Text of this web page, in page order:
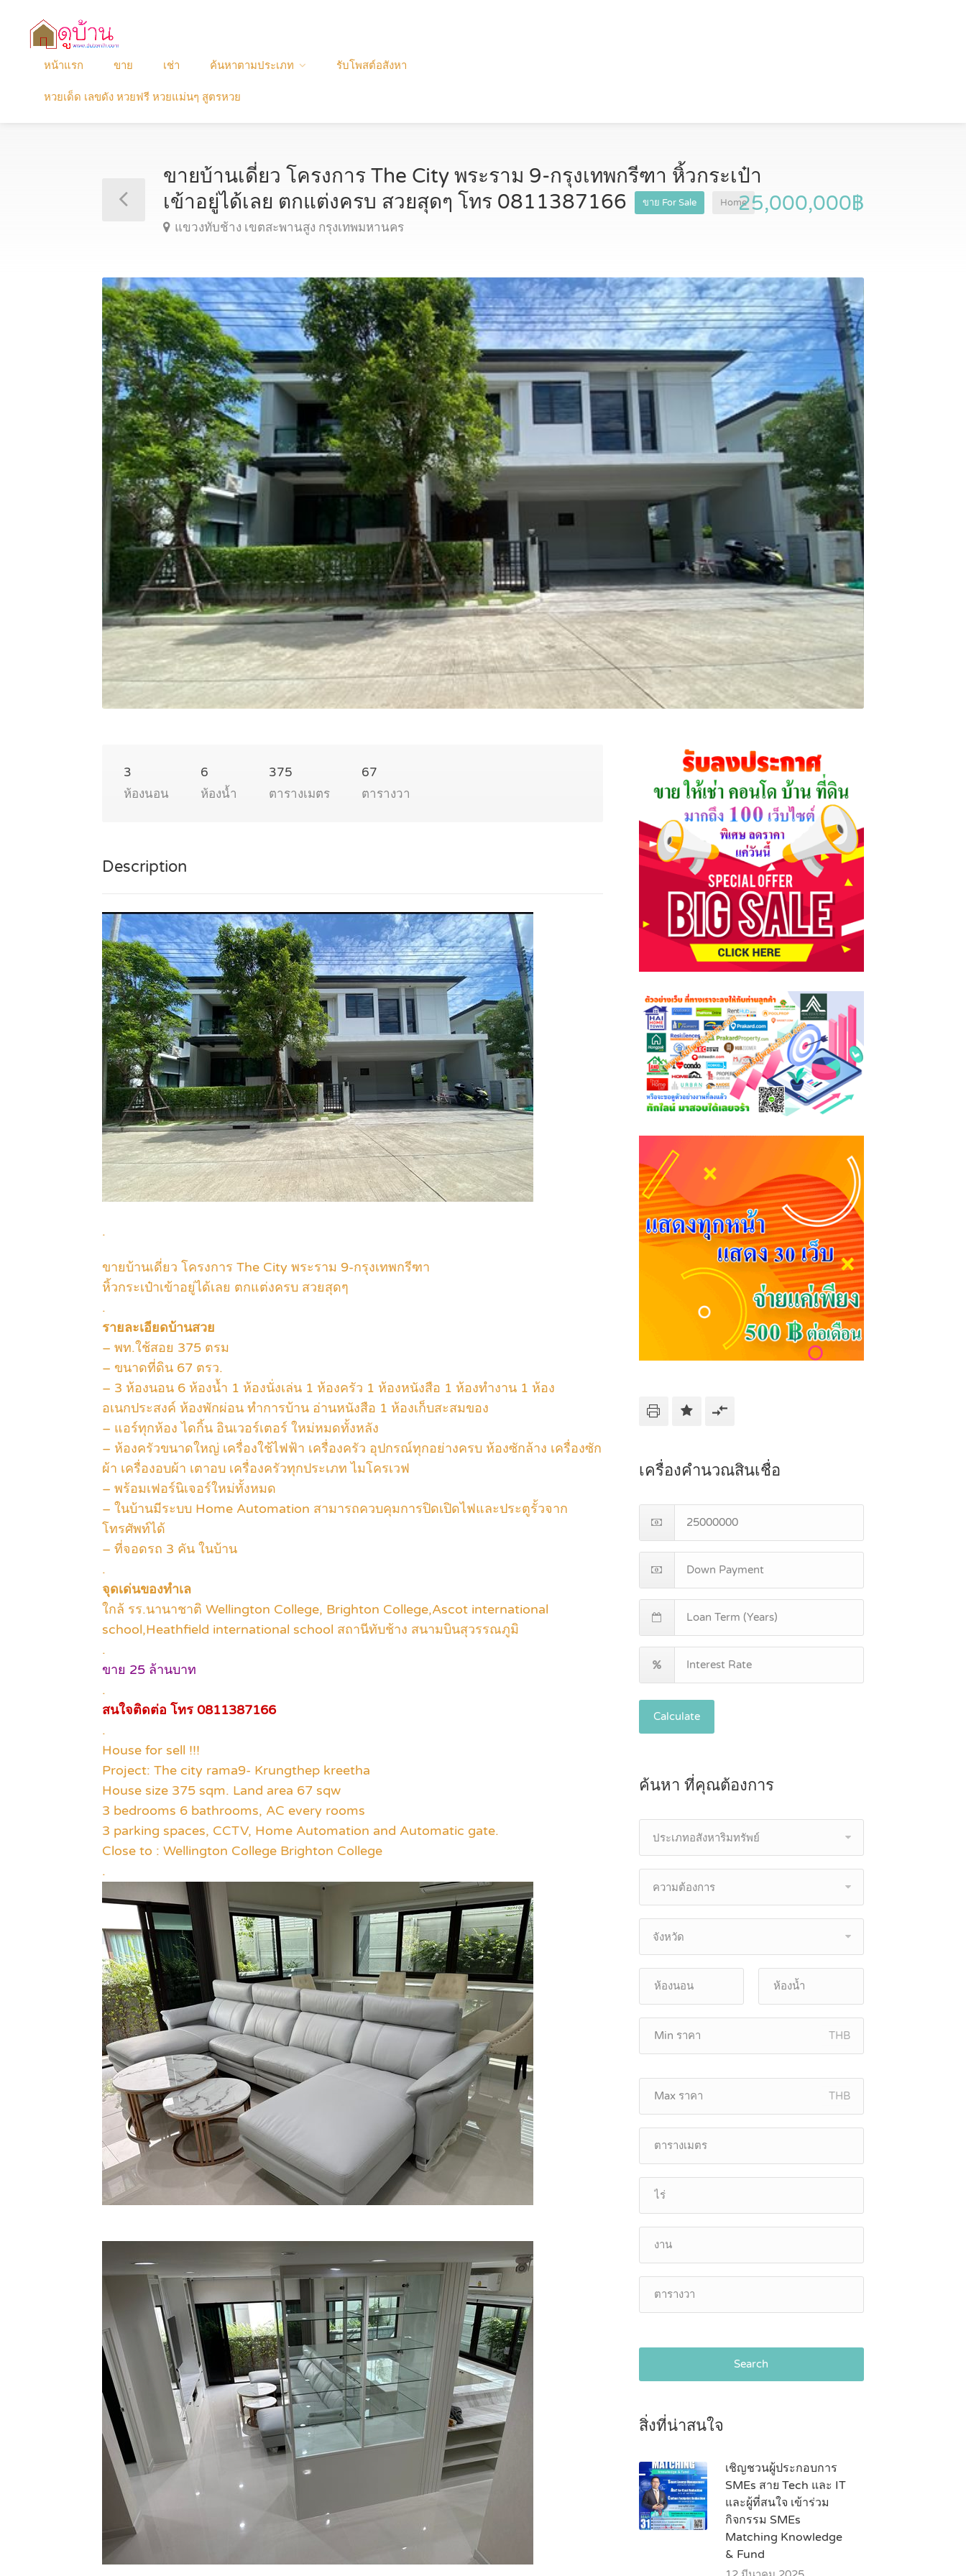
หน้าแรก ขาย เช่า ค้นหาตามประเภท รับโพสต์อสังหา
หวยเด็ด เลขดัง หวยฟรี หวยแม่นๆ สูตรหวย
ขายบ้านเดี่ยว โครงการ The City พระราม 9-กรุงเทพกรีฑา หิ้วกระเป๋า
เข้าอยู่ได้เลย ตกแต่งครบ สวยสุดๆ โทร 0811387166
ขาย For Sale Home
แขวงทับช้าง เขตสะพานสูง กรุงเทพมหานคร
25,000,000฿
3
ห้องนอน
6
ห้องน้ำ
375
ตารางเมตร
67
ตารางวา
Description
.
ขายบ้านเดี่ยว โครงการ The City พระราม 9-กรุงเทพกรีฑา
หิ้วกระเป๋าเข้าอยู่ได้เลย ตกแต่งครบ สวยสุดๆ
.
รายละเอียดบ้านสวย
– พท.ใช้สอย 375 ตรม
– ขนาดที่ดิน 67 ตรว.
– 3 ห้องนอน 6 ห้องน้ำ 1 ห้องนั่งเล่น 1 ห้องครัว 1 ห้องหนังสือ 1 ห้องทำงาน 1 ห้อง
อเนกประสงค์ ห้องพักผ่อน ทำการบ้าน อ่านหนังสือ 1 ห้องเก็บสะสมของ
– แอร์ทุกห้อง ไดกิ้น อินเวอร์เตอร์ ใหม่หมดทั้งหลัง
– ห้องครัวขนาดใหญ่ เครื่องใช้ไฟฟ้า เครื่องครัว อุปกรณ์ทุกอย่างครบ ห้องซักล้าง เครื่องซัก
ผ้า เครื่องอบผ้า เตาอบ เครื่องครัวทุกประเภท ไมโครเวฟ
– พร้อมเฟอร์นิเจอร์ใหม่ทั้งหมด
– ในบ้านมีระบบ Home Automation สามารถควบคุมการปิดเปิดไฟและประตูรั้วจาก
โทรศัพท์ได้
– ที่จอดรถ 3 คัน ในบ้าน
.
จุดเด่นของทำเล
ใกล้ รร.นานาชาติ Wellington College, Brighton College,Ascot international
school,Heathfield international school สถานีทับช้าง สนามบินสุวรรณภูมิ
.
ขาย 25 ล้านบาท
.
สนใจติดต่อ โทร 0811387166
.
House for sell !!!
Project: The city rama9- Krungthep kreetha
House size 375 sqm. Land area 67 sqw
3 bedrooms 6 bathrooms, AC every rooms
3 parking spaces, CCTV, Home Automation and Automatic gate.
Close to : Wellington College Brighton College
.
เครื่องคำนวณสินเชื่อ
Calculate
ค้นหา ที่คุณต้องการ
ประเภทอสังหาริมทรัพย์
ความต้องการ
จังหวัด
THB
THB
Search
สิ่งที่น่าสนใจ
เชิญชวนผู้ประกอบการ
SMEs สาย Tech และ IT
และผู้ที่สนใจ เข้าร่วม
กิจกรรม SMEs
Matching Knowledge
& Fund